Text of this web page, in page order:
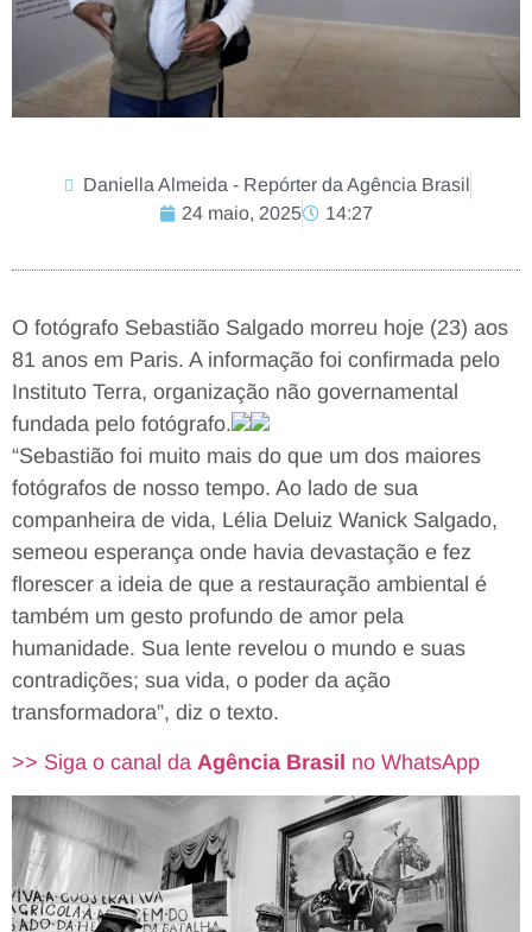
Daniella Almeida - Repórter da Agência Brasil
24 maio, 2025
14:27
O fotógrafo Sebastião Salgado morreu hoje (23) aos
81 anos em Paris. A informação foi confirmada pelo
Instituto Terra, organização não governamental
fundada pelo fotógrafo.
“Sebastião foi muito mais do que um dos maiores
fotógrafos de nosso tempo. Ao lado de sua
companheira de vida, Lélia Deluiz Wanick Salgado,
semeou esperança onde havia devastação e fez
florescer a ideia de que a restauração ambiental é
também um gesto profundo de amor pela
humanidade. Sua lente revelou o mundo e suas
contradições; sua vida, o poder da ação
transformadora”, diz o texto.
>> Siga o canal da Agência Brasil no WhatsApp